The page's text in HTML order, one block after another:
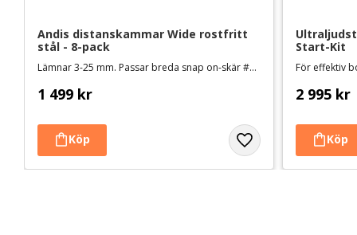
Andis distanskammar Wide rostfritt
stål - 8-pack
Lämnar 3-25 mm. Passar breda snap on-skär #10W, #30W, T-84 eller T-10
1 499 kr
Start-Kit
För effektiv
2 995 kr